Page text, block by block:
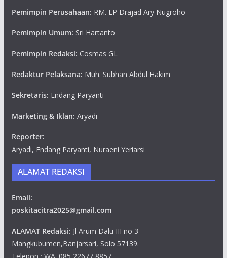
Pemimpin Perusahaan: RM. EP Drajad Ary Nugroho
Pemimpin Umum: Sri Hartanto
Pemimpin Redaksi: Cosmas GL
Redaktur Pelaksana: Muh. Subhan Abdul Hakim
Sekretaris: Endang Paryanti
Marketing & Iklan: Aryadi
Reporter:
Aryadi, Endang Paryanti, Nuraeni Yeriarsi
ALAMAT REDAKSI
Email:
poskitacitra2025@gmail.com
ALAMAT Redaksi: Jl Arum Dalu III no 3
Mangkubumen,Banjarsari, Solo 57139.